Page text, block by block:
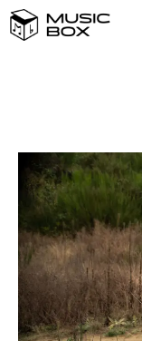
FILM
MUSIC